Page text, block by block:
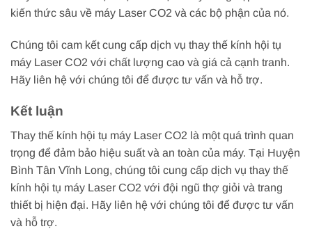
kiến thức sâu về máy Laser CO2 và các bộ phận của nó.
Chúng tôi cam kết cung cấp dịch vụ thay thế kính hội tụ
máy Laser CO2 với chất lượng cao và giá cả cạnh tranh.
Hãy liên hệ với chúng tôi để được tư vấn và hỗ trợ.
Kết luận
Thay thế kính hội tụ máy Laser CO2 là một quá trình quan
trọng để đảm bảo hiệu suất và an toàn của máy. Tại Huyện
Bình Tân Vĩnh Long, chúng tôi cung cấp dịch vụ thay thế
kính hội tụ máy Laser CO2 với đội ngũ thợ giỏi và trang
thiết bị hiện đại. Hãy liên hệ với chúng tôi để được tư vấn
và hỗ trợ.